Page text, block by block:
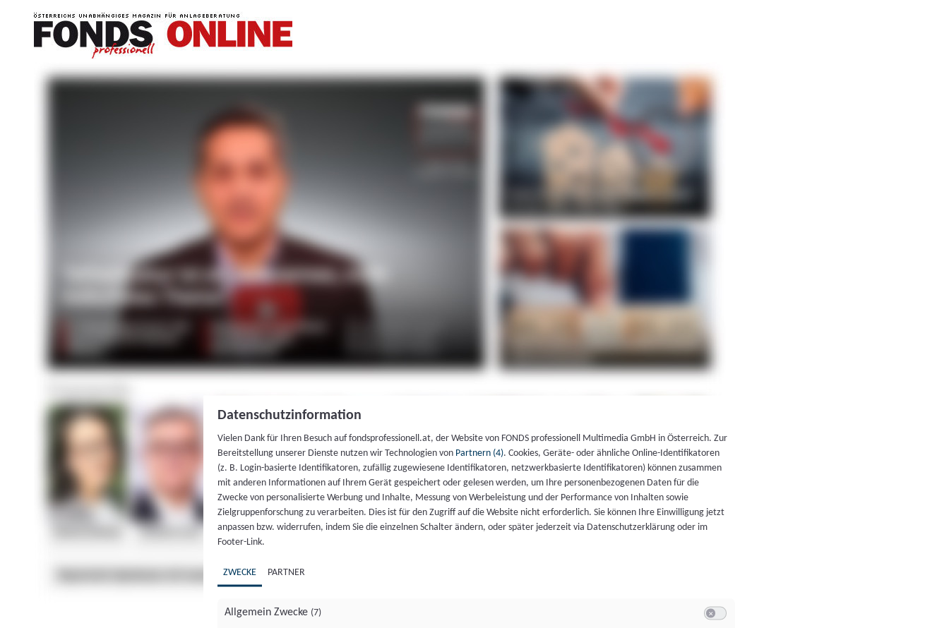
Datenschutzinformation
Vielen Dank für Ihren Besuch auf fondsprofessionell.at, der Website von FONDS professionell Multimedia GmbH in Österreich. Zur
Bereitstellung unserer Dienste nutzen wir Technologien von Partnern (4). Cookies, Geräte- oder ähnliche Online-Identifikatoren
(z. B. Login-basierte Identifikatoren, zufällig zugewiesene Identifikatoren, netzwerkbasierte Identifikatoren) können zusammen
mit anderen Informationen auf Ihrem Gerät gespeichert oder gelesen werden, um Ihre personenbezogenen Daten für die
Zwecke von personalisierte Werbung und Inhalte, Messung von Werbeleistung und der Performance von Inhalten sowie
Zielgruppenforschung zu verarbeiten. Dies ist für den Zugriff auf die Website nicht erforderlich. Sie können Ihre Einwilligung jetzt
anpassen bzw. widerrufen, indem Sie die einzelnen Schalter ändern, oder später jederzeit via Datenschutzerklärung oder im
Footer-Link.
ZWECKE PARTNER
Allgemein Zwecke (7)